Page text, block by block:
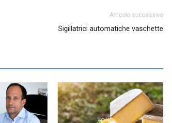
Articolo successivo
Sigillatrici automatiche vaschette